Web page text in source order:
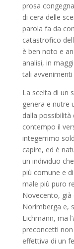
prosa
di cera delle
parola fa da
catastrofico
è ben noto e
analisi, in
tali
La scelta di un
genera e nutre
dalla
contempo il
integerrimo
capire, ed è
un individuo
più comune e
male più puro
Novecento, già
Norimberga e,
Eichmann, ma
preconcetti
effettiva di un